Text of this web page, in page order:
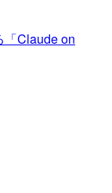
「Claude on